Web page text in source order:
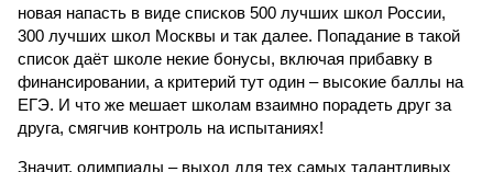
новая напасть в виде списков 500 лучших школ России,
300 лучших школ Москвы и так далее. Попадание в такой
список даёт школе некие бонусы, включая прибавку в
финансировании, а критерий тут один – высокие баллы на
ЕГЭ. И что же мешает школам взаимно порадеть друг за
друга, смягчив контроль на испытаниях!
Значит, олимпиады – выход для тех самых талантливых